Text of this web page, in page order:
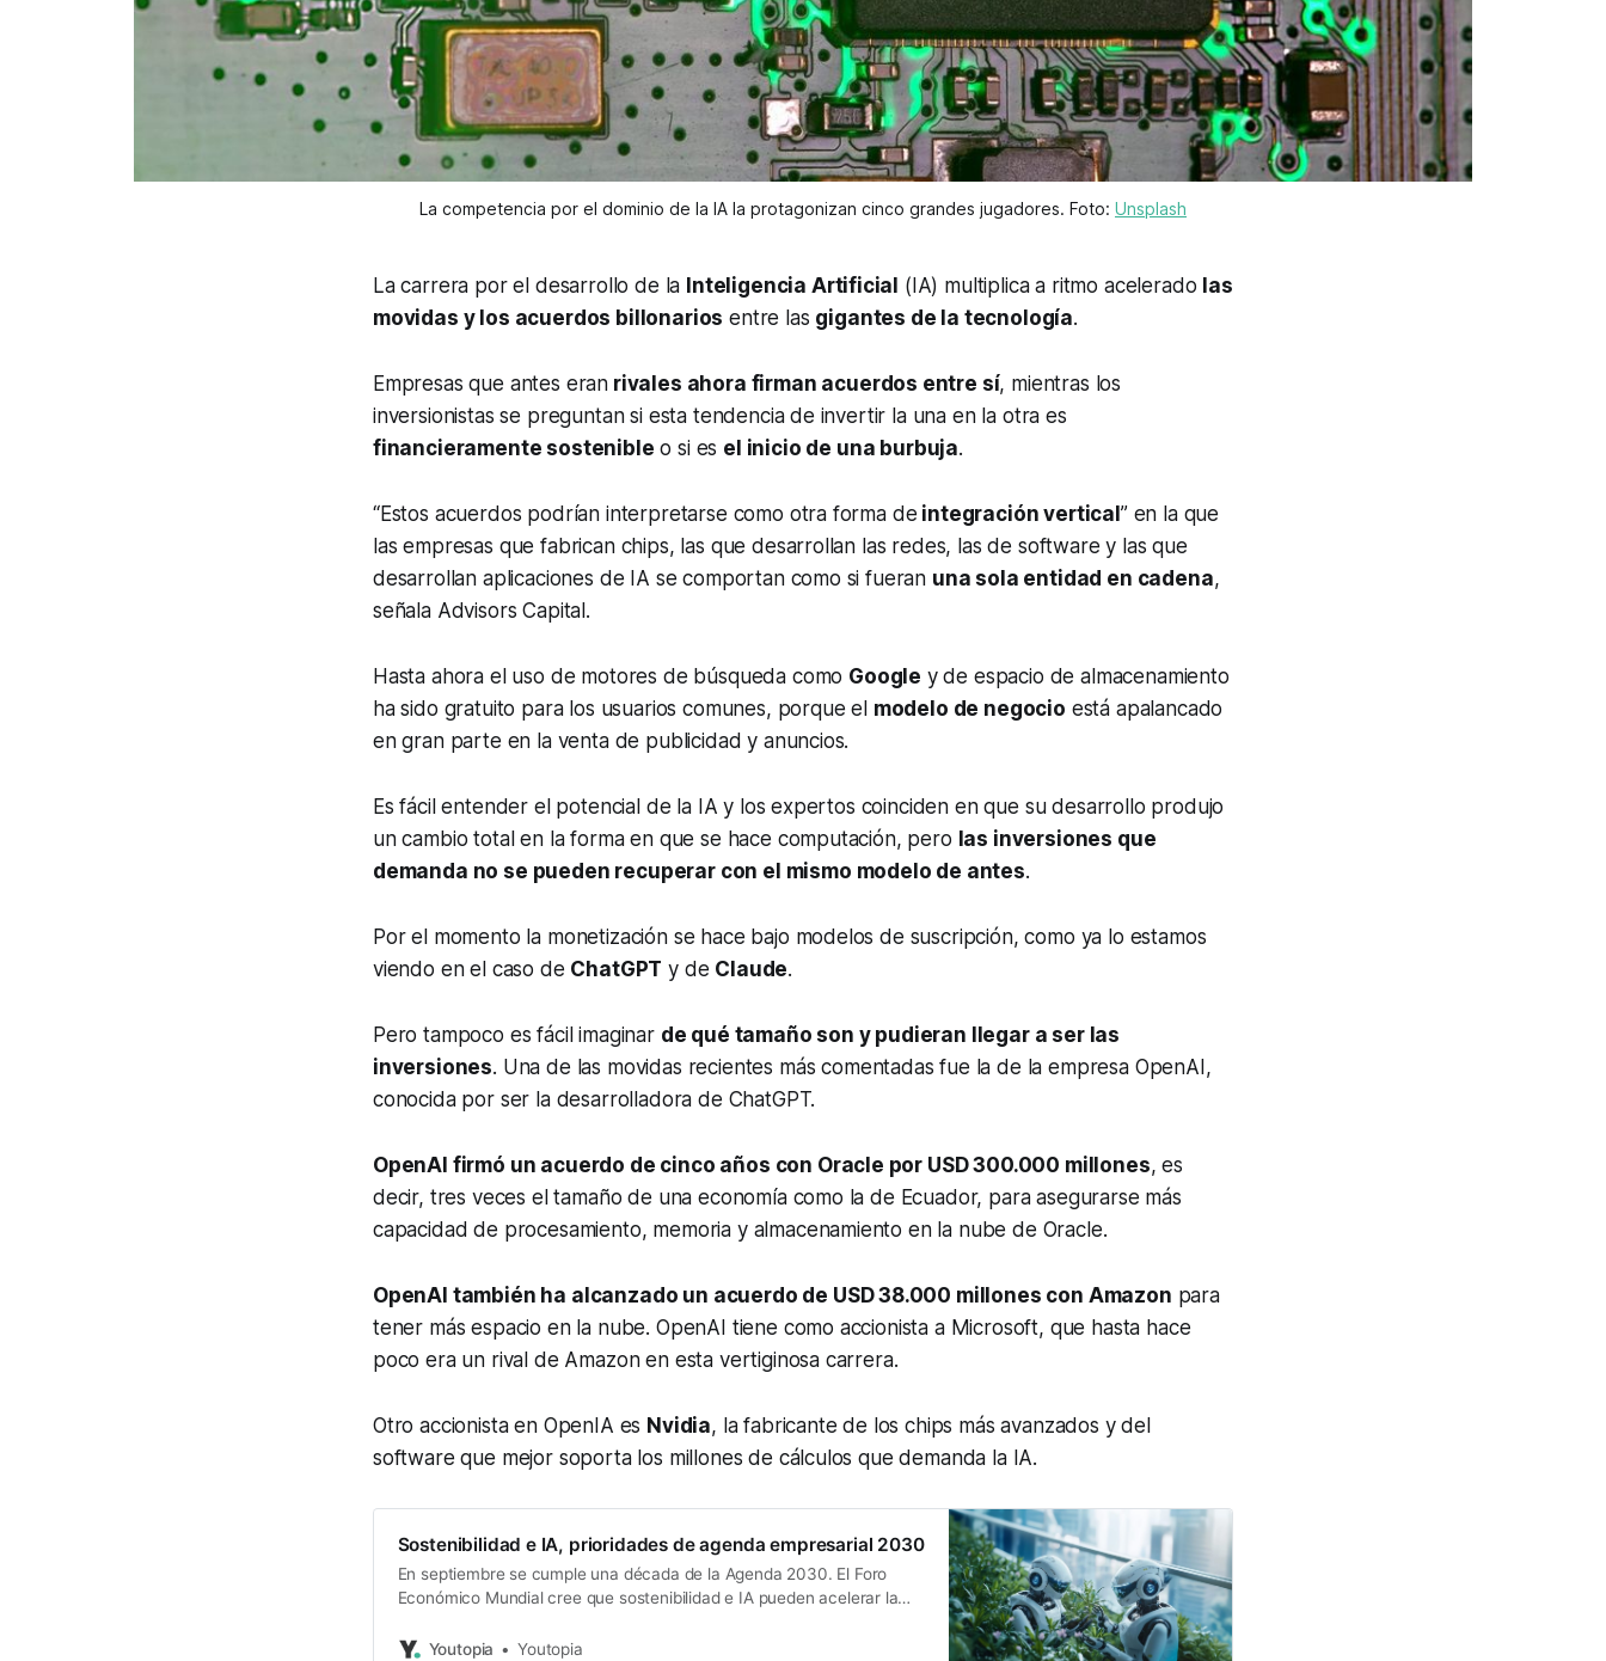
La competencia por el dominio de la IA la protagonizan cinco grandes jugadores. Foto: Unsplash
La carrera por el desarrollo de la Inteligencia Artificial (IA) multiplica a ritmo acelerado las
movidas y los acuerdos billonarios entre las gigantes de la tecnología.
Empresas que antes eran rivales ahora firman acuerdos entre sí, mientras los
inversionistas se preguntan si esta tendencia de invertir la una en la otra es
financieramente sostenible o si es el inicio de una burbuja.
“Estos acuerdos podrían interpretarse como otra forma de integración vertical” en la que
las empresas que fabrican chips, las que desarrollan las redes, las de software y las que
desarrollan aplicaciones de IA se comportan como si fueran una sola entidad en cadena,
señala Advisors Capital.
Hasta ahora el uso de motores de búsqueda como Google y de espacio de almacenamiento
ha sido gratuito para los usuarios comunes, porque el modelo de negocio está apalancado
en gran parte en la venta de publicidad y anuncios.
Es fácil entender el potencial de la IA y los expertos coinciden en que su desarrollo produjo
un cambio total en la forma en que se hace computación, pero las inversiones que
demanda no se pueden recuperar con el mismo modelo de antes.
Por el momento la monetización se hace bajo modelos de suscripción, como ya lo estamos
viendo en el caso de ChatGPT y de Claude.
Pero tampoco es fácil imaginar de qué tamaño son y pudieran llegar a ser las
inversiones. Una de las movidas recientes más comentadas fue la de la empresa OpenAI,
conocida por ser la desarrolladora de ChatGPT.
OpenAI firmó un acuerdo de cinco años con Oracle por USD 300.000 millones, es
decir, tres veces el tamaño de una economía como la de Ecuador, para asegurarse más
capacidad de procesamiento, memoria y almacenamiento en la nube de Oracle.
OpenAI también ha alcanzado un acuerdo de USD 38.000 millones con Amazon para
tener más espacio en la nube. OpenAI tiene como accionista a Microsoft, que hasta hace
poco era un rival de Amazon en esta vertiginosa carrera.
Otro accionista en OpenIA es Nvidia, la fabricante de los chips más avanzados y del
software que mejor soporta los millones de cálculos que demanda la IA.
Sostenibilidad e IA, prioridades de agenda empresarial 2030
En septiembre se cumple una década de la Agenda 2030. El Foro
Económico Mundial cree que sostenibilidad e IA pueden acelerar la
Youtopia
Youtopia